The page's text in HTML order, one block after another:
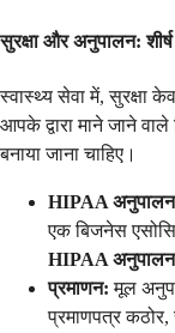
सुरक्षा और अनुपालन:
स्वास्थ्य सेवा में, सुरक्षा
आपके द्वारा माने जाने
बनाया जाना चाहिए।
HIPAA
एक बिजनेस
HIPAA
प्रमाणन: मूल
प्रमाणपत्र